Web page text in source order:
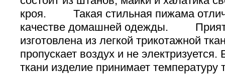
кроя. Такая стильная пижама
качестве домашней одежды.
изготовлена из легкой трикотажной
пропускает воздух и не электризуется.
ткани изделие принимает температуру